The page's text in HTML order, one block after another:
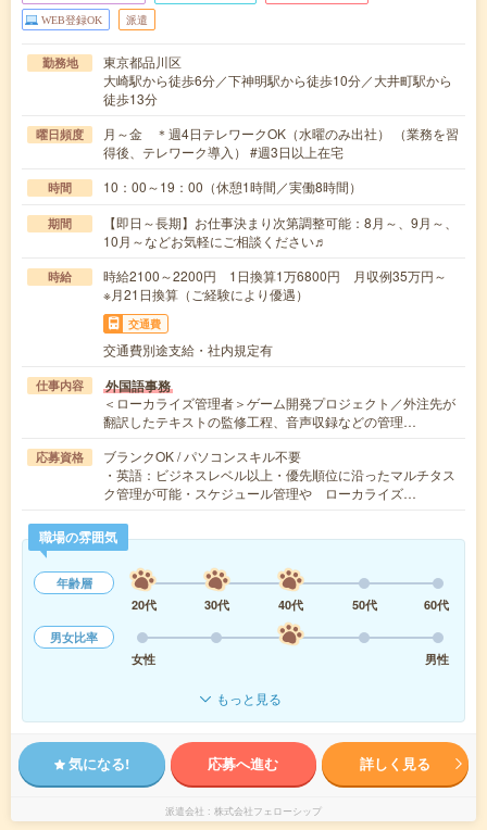
WEB登録OK 派遣
勤務地
東京都品川区
大崎駅から徒歩6分／下神明駅から徒歩10分／大井町駅から
徒歩13分
曜日頻度
月～金 ＊週4日テレワークOK（水曜のみ出社） （業務を習
得後、テレワーク導入） #週3日以上在宅
時間 10：00～19：00（休憩1時間／実働8時間）
期間
【即日～長期】お仕事決まり次第調整可能：8月～、9月～、
10月～などお気軽にご相談ください♬
時給
時給2100～2200円 1日換算1万6800円 月収例35万円～
※月21日換算（ご経験により優遇）
交通費
交通費別途支給・社内規定有
仕事内容 外国語事務
＜ローカライズ管理者＞ゲーム開発プロジェクト／外注先が
翻訳したテキストの監修工程、音声収録などの管理…
応募資格
ブランクOK / パソコンスキル不要
・英語：ビジネスレベル以上・優先順位に沿ったマルチタス
ク管理が可能・スケジュール管理や ローカライズ…
職場の雰囲気
年齢層
20代
30代 40代 50代
60代
男女比率
女性
男性
もっと見る
気になる! 応募へ進む 詳しく見る
派遣会社 株式会社フェローシップ